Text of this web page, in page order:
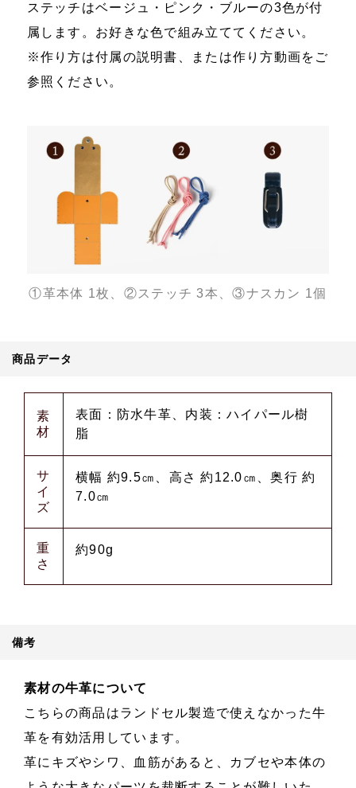
ステッチはベージュ・ピンク・ブルーの3色が付
属します。お好きな色で組み立ててください。
※作り方は付属の説明書、または作り方動画をご
参照ください。
①革本体 1枚、②ステッチ 3本、③ナスカン 1個
商品データ
素
材
表面：防水牛革、内装：ハイパール樹
脂
サ
イ
ズ
横幅 約9.5㎝、高さ 約12.0㎝、奥行 約
7.0㎝
重
さ
約90g
備考
素材の牛革について
こちらの商品はランドセル製造で使えなかった牛
革を有効活用しています。
革にキズやシワ、血筋があると、カブセや本体の